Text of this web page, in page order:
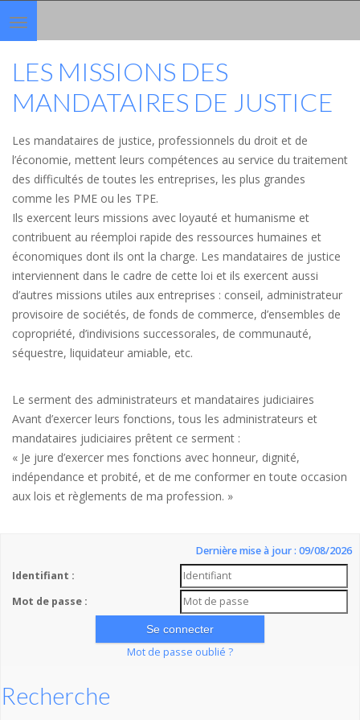
Toggle
navigation
LES MISSIONS DES
MANDATAIRES DE JUSTICE
Les mandataires de justice, professionnels du droit et de
l’économie, mettent leurs compétences au service du traitement
des difficultés de toutes les entreprises, les plus grandes
comme les PME ou les TPE.
Ils exercent leurs missions avec loyauté et humanisme et
contribuent au réemploi rapide des ressources humaines et
économiques dont ils ont la charge. Les mandataires de justice
interviennent dans le cadre de cette loi et ils exercent aussi
d’autres missions utiles aux entreprises : conseil, administrateur
provisoire de sociétés, de fonds de commerce, d’ensembles de
copropriété, d’indivisions successorales, de communauté,
séquestre, liquidateur amiable, etc.
Le serment des administrateurs et mandataires judiciaires
Avant d’exercer leurs fonctions, tous les administrateurs et
mandataires judiciaires prêtent ce serment :
« Je jure d’exercer mes fonctions avec honneur, dignité,
indépendance et probité, et de me conformer en toute occasion
aux lois et règlements de ma profession. »
Dernière mise à jour : 09/08/2026
Identifiant :
Mot de passe :
Mot de passe oublié ?
Recherche